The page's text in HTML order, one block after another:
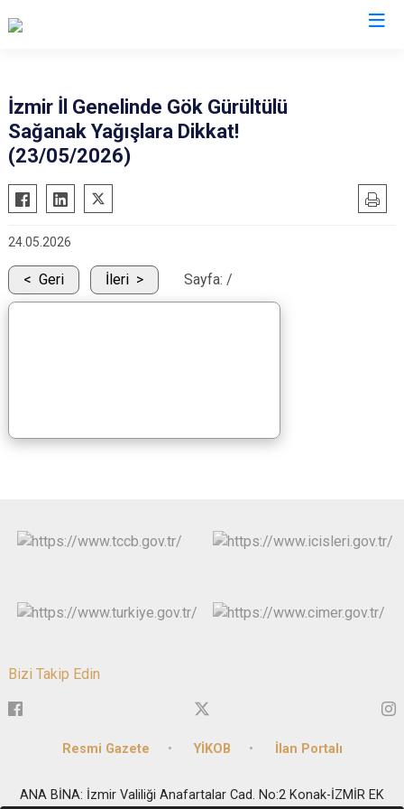
İzmir İl Genelinde Gök Gürültülü
Sağanak Yağışlara Dikkat!
(23/05/2026)
24.05.2026
Geri İleri Sayfa: /
Bizi Takip Edin
Resmi Gazete YİKOB İlan Portalı
ANA BİNA: İzmir Valiliği Anafartalar Cad. No:2 Konak-İZMİR EK